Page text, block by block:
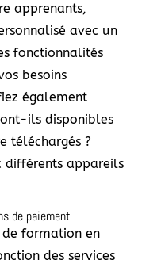
apprenants,
avec un
fonctionnalités
besoins
également
ils disponibles
téléchargés ?
appareils
de paiement
formation en
des services